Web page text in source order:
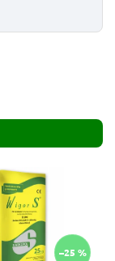
–25 %